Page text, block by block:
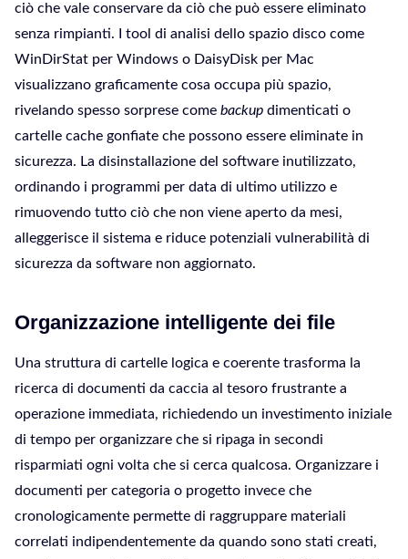
ciò che vale conservare da ciò che può essere eliminato
senza rimpianti. I tool di analisi dello spazio disco come
WinDirStat per Windows o DaisyDisk per Mac
visualizzano graficamente cosa occupa più spazio,
rivelando spesso sorprese come backup dimenticati o
cartelle cache gonfiate che possono essere eliminate in
sicurezza. La disinstallazione del software inutilizzato,
ordinando i programmi per data di ultimo utilizzo e
rimuovendo tutto ciò che non viene aperto da mesi,
alleggerisce il sistema e riduce potenziali vulnerabilità di
sicurezza da software non aggiornato.
Organizzazione intelligente dei file
Una struttura di cartelle logica e coerente trasforma la
ricerca di documenti da caccia al tesoro frustrante a
operazione immediata, richiedendo un investimento iniziale
di tempo per organizzare che si ripaga in secondi
risparmiati ogni volta che si cerca qualcosa. Organizzare i
documenti per categoria o progetto invece che
cronologicamente permette di raggruppare materiali
correlati indipendentemente da quando sono stati creati,